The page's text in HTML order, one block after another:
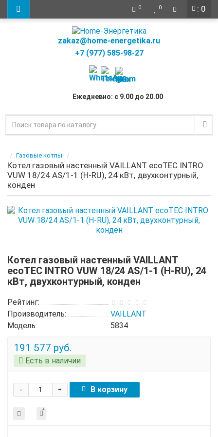
: 0
0 0
zakaz@home-energetika.ru
+7 (977) 585-98-27
Ежедневно: с 9.00 до 20.00
Газовые котлы
Котел газовый настенный VAILLANT ecoTEC INTRO
VUW 18/24 AS/1-1 (H-RU), 24 кВт, двухконтурный,
конден
Котел газовый настенный VAILLANT
ecoTEC INTRO VUW 18/24 AS/1-1 (H-RU), 24
кВт, двухконтурный, конден
Рейтинг:
Производитель:
VAILLANT
Модель:
5834
191 577 руб.
Есть в наличии
+
- В корзину